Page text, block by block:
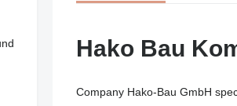
Hako Bau
Company Hako-Bau GmbH